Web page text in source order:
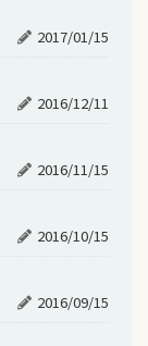
2017/01/15
2016/12/11
2016/11/15
2016/10/15
2016/09/15